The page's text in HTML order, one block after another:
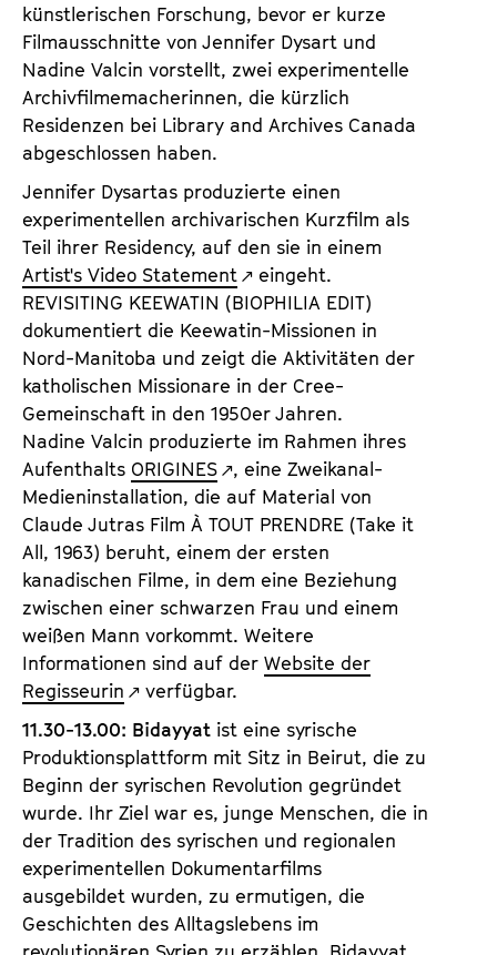
künstlerischen Forschung, bevor er kurze
Filmausschnitte von Jennifer Dysart und
Nadine Valcin vorstellt, zwei experimentelle
Archivfilmemacherinnen, die kürzlich
Residenzen bei Library and Archives Canada
abgeschlossen haben.
Jennifer Dysartas produzierte einen
experimentellen archivarischen Kurzfilm als
Teil ihrer Residency, auf den sie in einem
Artist's Video Statement
eingeht.
REVISITING KEEWATIN (BIOPHILIA EDIT)
dokumentiert die Keewatin-Missionen in
Nord-Manitoba und zeigt die Aktivitäten der
katholischen Missionare in der Cree-
Gemeinschaft in den 1950er Jahren.
Nadine Valcin produzierte im Rahmen ihres
Aufenthalts ORIGINES
, eine Zweikanal-
Medieninstallation, die auf Material von
Claude Jutras Film À TOUT PRENDRE (Take it
All, 1963) beruht, einem der ersten
kanadischen Filme, in dem eine Beziehung
zwischen einer schwarzen Frau und einem
weißen Mann vorkommt. Weitere
Informationen sind auf der Website der
Regisseurin
verfügbar.
11.30-13.00: Bidayyat ist eine syrische
Produktionsplattform mit Sitz in Beirut, die zu
Beginn der syrischen Revolution gegründet
wurde. Ihr Ziel war es, junge Menschen, die in
der Tradition des syrischen und regionalen
experimentellen Dokumentarfilms
ausgebildet wurden, zu ermutigen, die
Geschichten des Alltagslebens im